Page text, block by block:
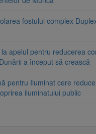
fostului complex
apelul pentru reducerea
a început să crească
pentru Iluminat cere
iluminatului public